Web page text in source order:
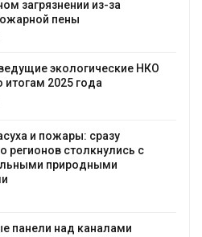
В китайской
паводков
МЕГА и ВкусВилл
экообменники для
Учёные